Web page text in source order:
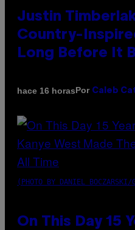
Justin
Country-
Long Before It
hace 16 horasPor Caleb
(PHOTO BY DANIEL BOCZARSKI/
On This Day 15